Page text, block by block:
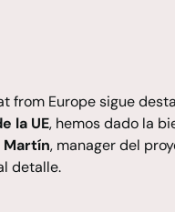
from Europesigue
la UE, hemos dado la
Martín, manager del
detalle.